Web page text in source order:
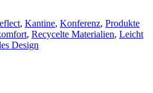
, Kantine, Konferenz, Produkte
, Recycelte Materialien, Leicht
Design